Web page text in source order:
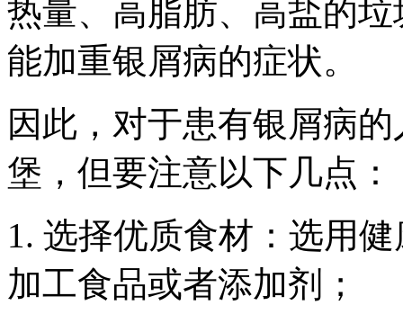
热量、高脂肪、高盐的
能加重银屑病的症状。
因此，对于患有银屑病
堡，但要注意以下几点：
1. 选择优质食材：选用
加工食品或者添加剂；